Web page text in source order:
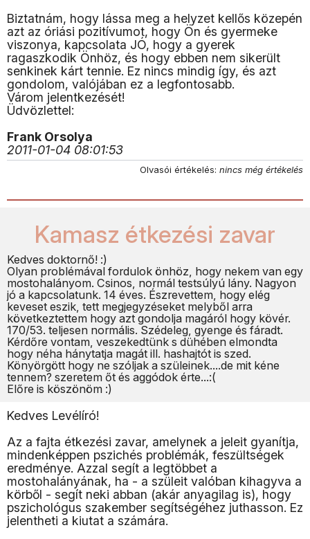
Biztatnám, hogy lássa meg a helyzet kellős közepén
azt az óriási pozitívumot, hogy Ön és gyermeke
viszonya, kapcsolata JÓ, hogy a gyerek
ragaszkodik Önhöz, és hogy ebben nem sikerült
senkinek kárt tennie. Ez nincs mindig így, és azt
gondolom, valójában ez a legfontosabb.
Várom jelentkezését!
Üdvözlettel:
Frank Orsolya
2011-01-04 08:01:53
Olvasói értékelés: nincs még értékelés
Kamasz étkezési zavar
Kedves doktornő! :)
Olyan problémával fordulok önhöz, hogy nekem van egy
mostohalányom. Csinos, normál testsúlyú lány. Nagyon
jó a kapcsolatunk. 14 éves. Észrevettem, hogy elég
keveset eszik, tett megjegyzéseket melyből arra
következtettem hogy azt gondolja magáról hogy kövér.
170/53. teljesen normális. Szédeleg, gyenge és fáradt.
Kérdőre vontam, veszekedtünk s dühében elmondta
hogy néha hánytatja magát ill. hashajtót is szed.
Könyörgött hogy ne szóljak a szüleinek....de mit kéne
tennem? szeretem őt és aggódok érte...:(
Előre is köszönöm :)
Kedves Levélíró!
Az a fajta étkezési zavar, amelynek a jeleit gyanítja,
mindenképpen pszichés problémák, feszültségek
eredménye. Azzal segít a legtöbbet a
mostohalányának, ha - a szüleit valóban kihagyva a
körből - segít neki abban (akár anyagilag is), hogy
pszichológus szakember segítségéhez juthasson. Ez
jelentheti a kiutat a számára.